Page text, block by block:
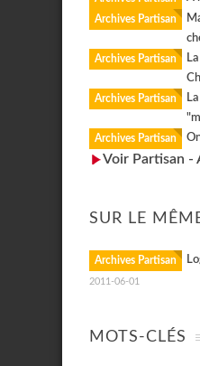
Archives Partisan
Archives Partisan
Archives Partisan
Archives Partisan
Voir Partisan -
SUR LE
Archives Partisan
2011-06-01
MOTS-CLÉS